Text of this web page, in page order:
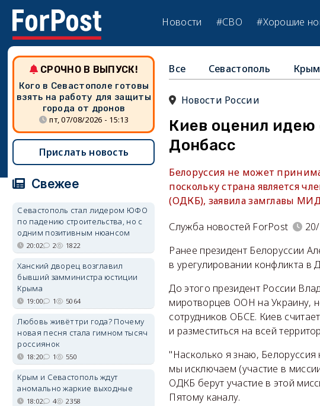
Новости #СВО #Хорошие
Все Севастополь Крым
Новости России
Киев оценил идею
Донбасс
Белоруссия не может
поскольку страна является
(ОДКБ), заявила замглавы
Служба новостей ForPost
Ранее президент Белоруссии
в урегулировании конфликта
До этого президент России
миротворцев ООН на Украину,
сотрудников ОБСЕ. Киев
и разместиться на всей
"Насколько я знаю,
мы исключаем (участие в
ОДКБ берут участие в этой
Пятому каналу.
СРОЧНО В ВЫПУСК!
Кого в Севастополе готовы
взять на работу для защиты
города от дронов
пт, 07/08/2026 - 15:13
Прислать новость
Свежее
Севастополь стал лидером ЮФО
по падению строительства, но с
одним позитивным нюансом
20:02 2 1822
Ханский дворец возглавил
бывший замминистра юстиции
Крыма
19:00 1 5064
Любовь живёт три года? Почему
новая песня стала гимном тысяч
россиянок
18:20 1 550
Крым и Севастополь ждут
аномально жаркие выходные
18:02 4 2358